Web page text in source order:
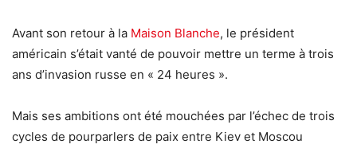
Avant son retour à la Maison Blanche, le président
américain s’était vanté de pouvoir mettre un terme à trois
ans d’invasion russe en « 24 heures ».
Mais ses ambitions ont été mouchées par l’échec de trois
cycles de pourparlers de paix entre Kiev et Moscou